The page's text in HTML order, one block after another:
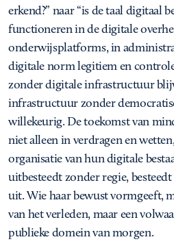
erkend?” naar “is de taal digitaal
functioneren in de digitale
onderwijsplatforms, in
digitale norm legitiem en
zonder digitale infrastructuur
infrastructuur zonder
willekeurig. De toekomst van
niet alleen in verdragen en
organisatie van hun digitale
uitbesteedt zonder regie,
uit. Wie haar bewust vormgeeft,
van het verleden, maar een
publieke domein van morgen.